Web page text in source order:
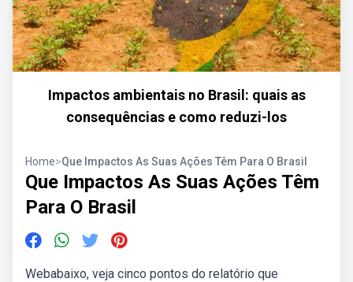
Impactos ambientais no Brasil: quais as
consequências e como reduzi-los
Home>Que Impactos As Suas Ações Têm Para O Brasil
Que Impactos As Suas Ações Têm
Para O Brasil
Webabaixo, veja cinco pontos do relatório que